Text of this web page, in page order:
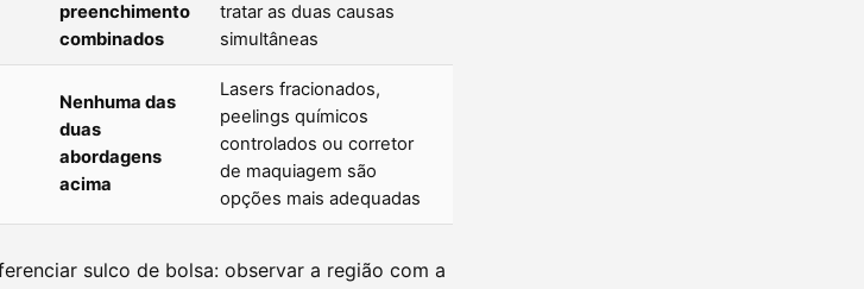
preenchimento
combinados
tratar as duas causas
simultâneas
Nenhuma das
duas
abordagens
acima
Lasers fracionados,
peelings químicos
controlados ou corretor
de maquiagem são
opções mais adequadas
sulco de bolsa: observar a região com a